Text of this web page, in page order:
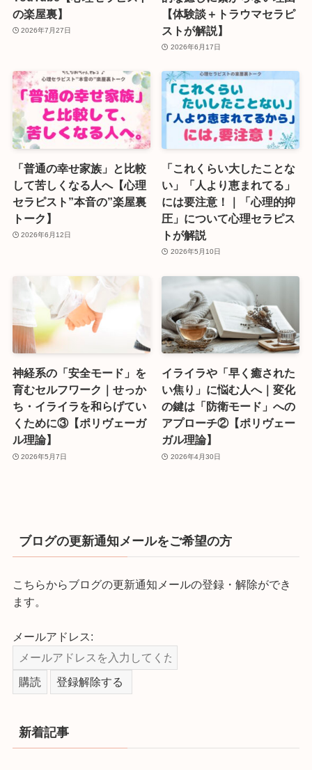
の楽屋裏】
2026年7月27日
【体験談＋トラウマセラピ
ストが解説】
2026年6月17日
「普通の幸せ家族」と比較
して苦しくなる人へ【心理
セラピスト”本音の”楽屋裏
トーク】
2026年6月12日
「これくらい大したことな
い」「人より恵まれてる」
には要注意！｜「心理的抑
圧」について心理セラピス
トが解説
2026年5月10日
神経系の「安全モード」を
育むセルフワーク｜せっか
ち・イライラを和らげてい
くために③【ポリヴェーガ
ル理論】
2026年5月7日
イライラや「早く癒された
い焦り」に悩む人へ｜変化
の鍵は「防衛モード」への
アプローチ②【ポリヴェー
ガル理論】
2026年4月30日
ブログの更新通知メールをご希望の方
こちらからブログの更新通知メールの登録・解除ができ
ます。
メールアドレス:
新着記事